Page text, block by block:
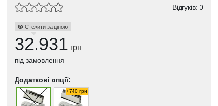
Відгуків: 0
Стежити за ціною
32.931 грн
під замовлення
Додаткові опції:
+740 грн